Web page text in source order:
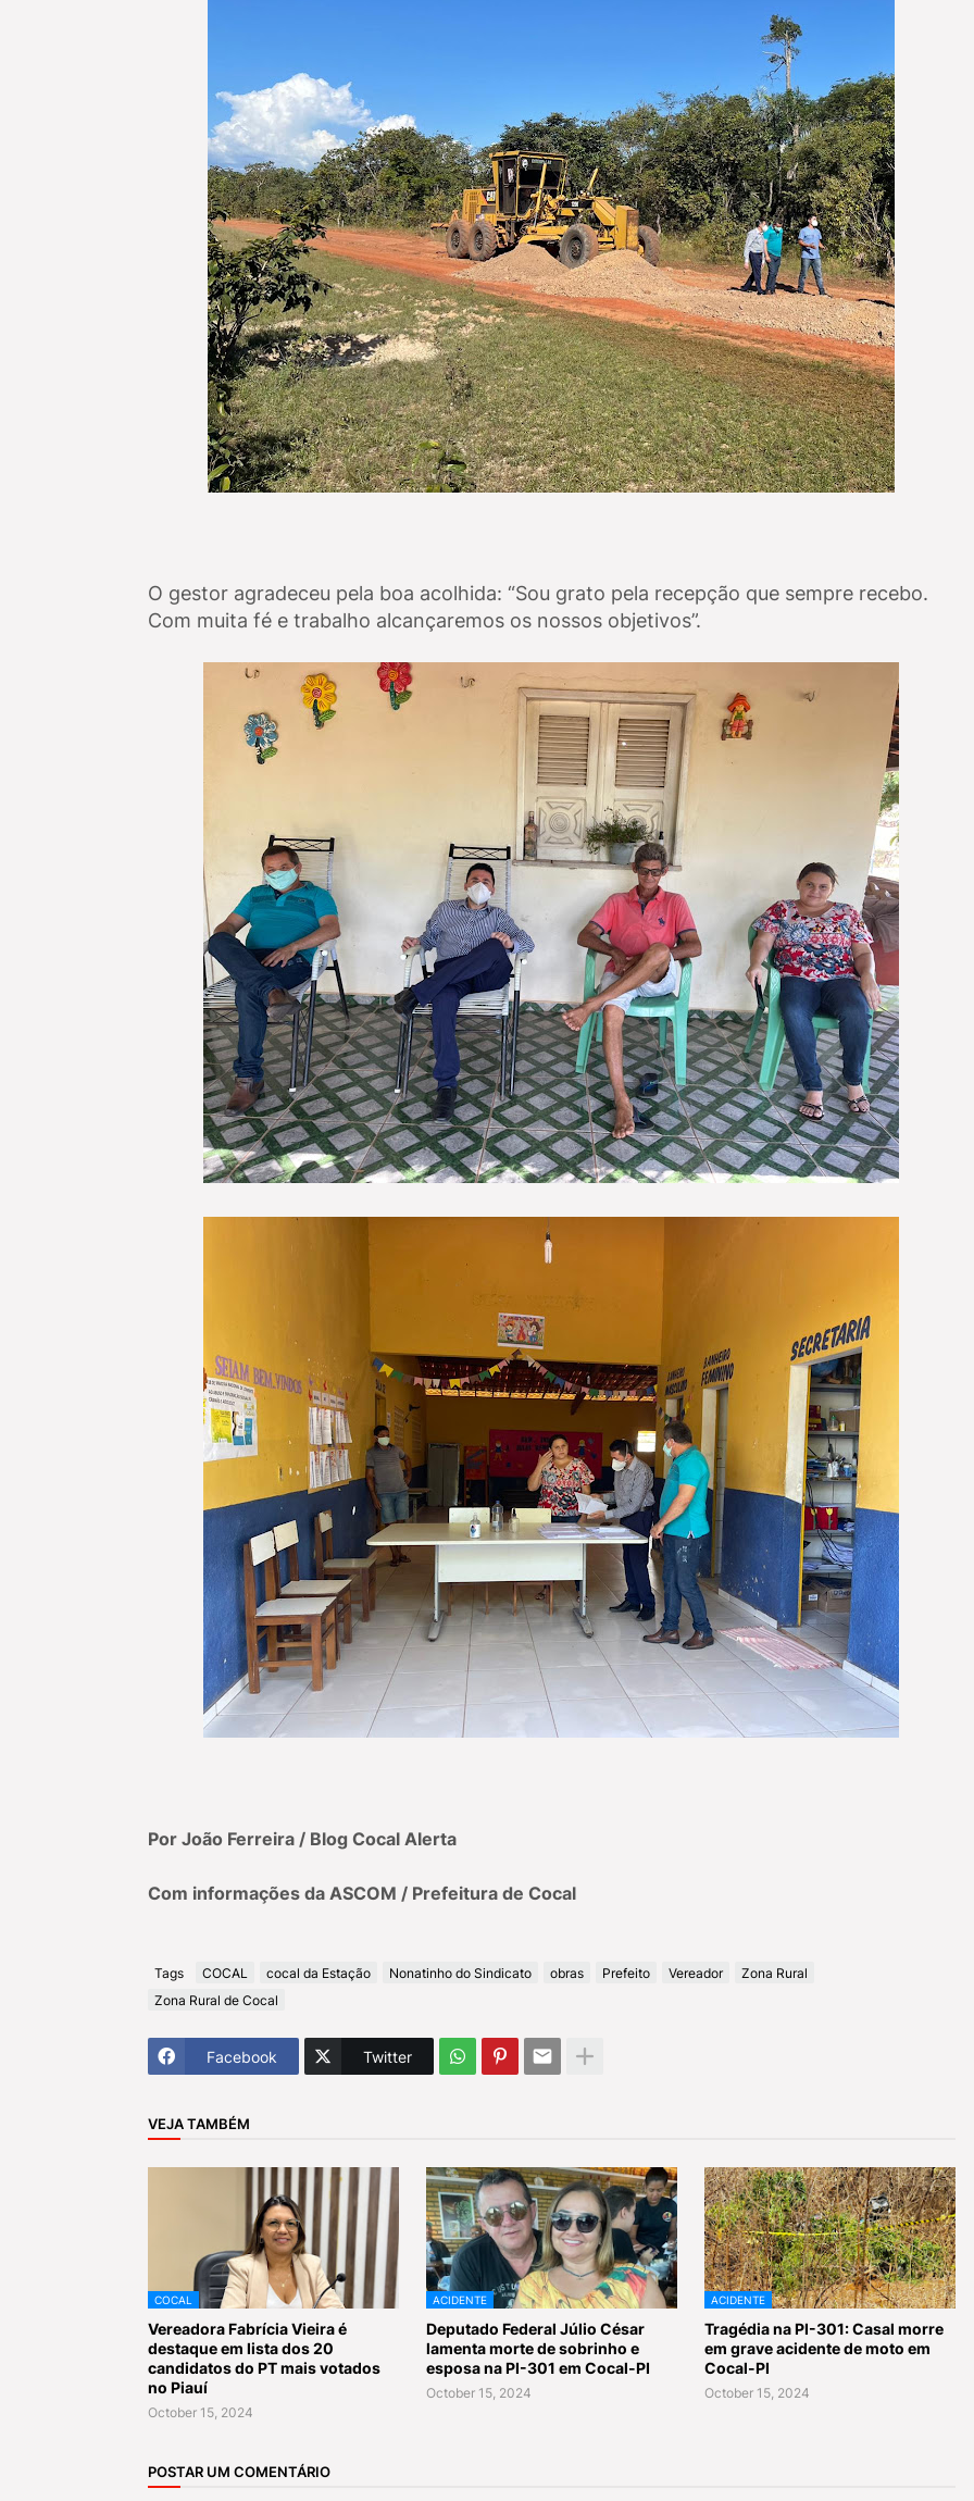
O gestor agradeceu pela boa acolhida: “Sou grato pela recepção que sempre recebo.
Com muita fé e trabalho alcançaremos os nossos objetivos”.
Por João Ferreira / Blog Cocal Alerta
Com informações da ASCOM / Prefeitura de Cocal
Tags COCAL cocal da Estação Nonatinho do Sindicato obras Prefeito Vereador
Zona Rural
Zona Rural de Cocal
Facebook Twitter
VEJA TAMBÉM
COCAL
Vereadora Fabrícia Vieira é
destaque em lista dos 20
candidatos do PT mais votados
no Piauí
October 15, 2024
ACIDENTE
Deputado Federal Júlio César
lamenta morte de sobrinho e
esposa na PI-301 em Cocal-PI
October 15, 2024
ACIDENTE
Tragédia na PI-301: Casal morre
em grave acidente de moto em
Cocal-PI
October 15, 2024
POSTAR UM COMENTÁRIO